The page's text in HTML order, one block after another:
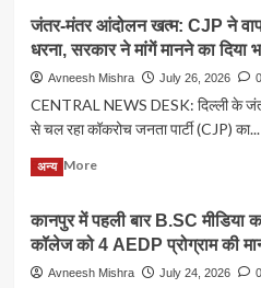
बिना
नेटवर्क
भी
रुकी
बातचीत,
प्रदर्शन
‘गूंज’
ऐप
चर्चा
जंतर-मंतर आंदोलन खत्म: CJP ने
धरना, सरकार ने मांगें मानने का दिया
Avneesh Mishra July 26, 2026 0
CENTRAL NEWS DESK: दिल्ली के
से चल रहा कॉकरोच जनता पार्टी (CJP) का...
Read MoreRead
जंतर-
मंतर
आंदोलन
अन्य
कानपुर में पहली बार B.SC मीडिया
कॉलेज को 4 AEDP प्रोग्राम की
Avneesh Mishra July 24, 2026 0